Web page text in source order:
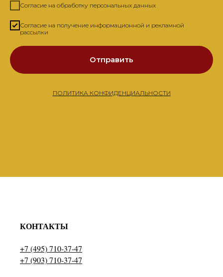
Согласие на обработку персональных данных
Согласие на получение информационной и рекламной
рассылки
Отправить
ПОЛИТИКА КОНФИДЕНЦИАЛЬНОСТИ
КОНТАКТЫ
+7 (495) 710-37-47
+7 (903) 710-37-47